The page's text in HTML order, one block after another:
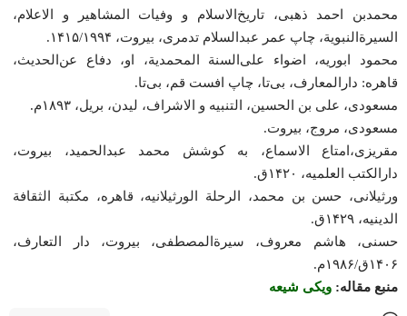
محمدبن احمد ذهبی، تاریخ‌الاسلام و وفیات المشاهیر و الاعلام،
السیرة‌النبویة، چاپ عمر عبدالسلام تدمری، بیروت، ۱۴۱۵/۱۹۹۴.
محمود ابوریه، اضواء علی‌السنة المحمدیة، او، دفاع عن‌الحدیث،
قاهره: دارالمعارف، بی‌تا، چاپ افست قم، بی‌تا.
مسعودی، علی بن الحسین، التنبیه و الاشراف، لیدن، بریل، ۱۸۹۳م.
مسعودی، مروج، بیروت.
مقریزی،امتاع الاسماع، به کوشش محمد عبدالحمید، بیروت،
دارالکتب العلمیه، ۱۴۲۰ق.
ورثیلانی، حسن بن محمد، الرحلة الورثیلانیه، قاهره، مکتبة الثقافة
الدینیه، ۱۴۲۹ق.
حسنی، هاشم معروف، سیرة‌المصطفی، بیروت، دار التعارف،
۱۴۰۶ق/۱۹۸۶م.
منبع مقاله: ویکی شیعه